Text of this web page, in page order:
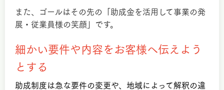
また、ゴールはその先の「助成金を活用して事業の発
展・従業員様の笑顔」です。
細かい要件や内容をお客様へ伝えよう
とする
助成制度は急な要件の変更や、地域によって解釈の違